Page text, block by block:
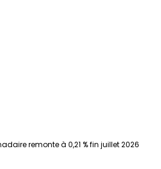
remonte à 0,21 % fin juillet 2026